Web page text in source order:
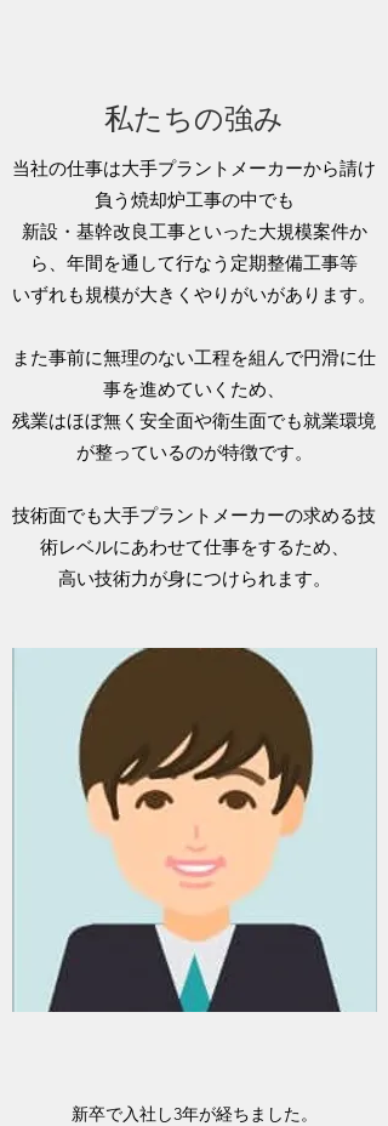
私たちの強み
新卒で入社し3年が経ちました。
当社の仕事は大手プラントメーカーから請け
負う焼却炉工事の中でも
新設・基幹改良工事といった大規模案件か
ら、年間を通して行なう定期整備工事等
いずれも規模が大きくやりがいがあります。
また事前に無理のない工程を組んで円滑に仕
事を進めていくため、
残業はほぼ無く安全面や衛生面でも就業環境
が整っているのが特徴です。
技術面でも大手プラントメーカーの求める技
術レベルにあわせて仕事をするため、
高い技術力が身につけられます。